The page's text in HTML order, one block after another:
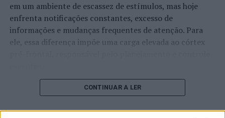
em um ambiente de escassez de estímulos, mas hoje
enfrenta notificações constantes, excesso de
informações e mudanças frequentes de atenção. Para
ele, essa diferença impõe uma carga elevada ao córtex
O pesquisador afirma que plataformas digitais também
cérebro, favorecendo a fadiga mental, a dificuldade de
CONTINUAR A LER